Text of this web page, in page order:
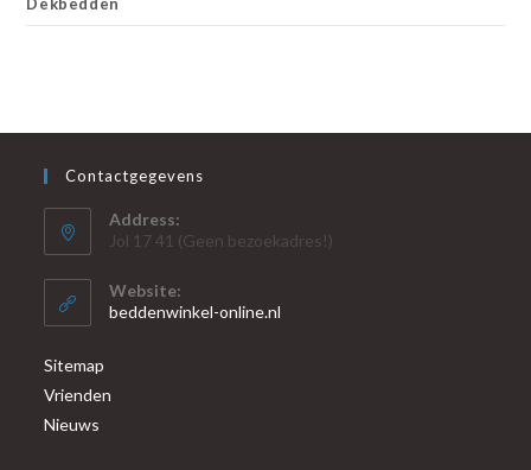
Contactgegevens
Address:
Jol 17 41 (Geen bezoekadres!)
Website:
beddenwinkel-online.nl
Sitemap
Vrienden
Nieuws